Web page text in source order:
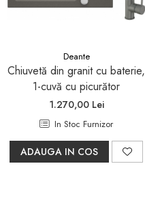
Deante
Chiuvetă din granit cu baterie,
1-cuvă cu picurător
1.270,00 Lei
In Stoc Furnizor
ADAUGA IN COS